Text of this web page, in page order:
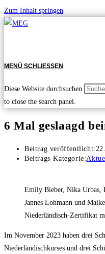
Zum Inhalt springen
MENÜ SCHLIESSEN
Diese Website durchsuchen
to close the search panel.
6 Mal geslaagd
Beitrag veröffentlicht:
Beitrags-Kategorie:
Emily Bieber, Nika Urbas,
Jannes Lohmann und
Niederländisch-Zertifikat
Im November 2023 haben drei
Niederländischkurses und drei